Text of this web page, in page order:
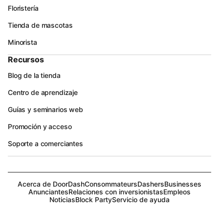
Floristería
Tienda de mascotas
Minorista
Recursos
Blog de la tienda
Centro de aprendizaje
Guías y seminarios web
Promoción y acceso
Soporte a comerciantes
Acerca de DoorDashConsommateursDashersBusinesses
AnunciantesRelaciones con inversionistasEmpleos
NoticiasBlock PartyServicio de ayuda